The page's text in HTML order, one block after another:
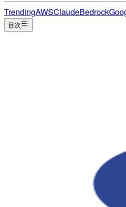
TrendingAWSClaudeBedrock
目次